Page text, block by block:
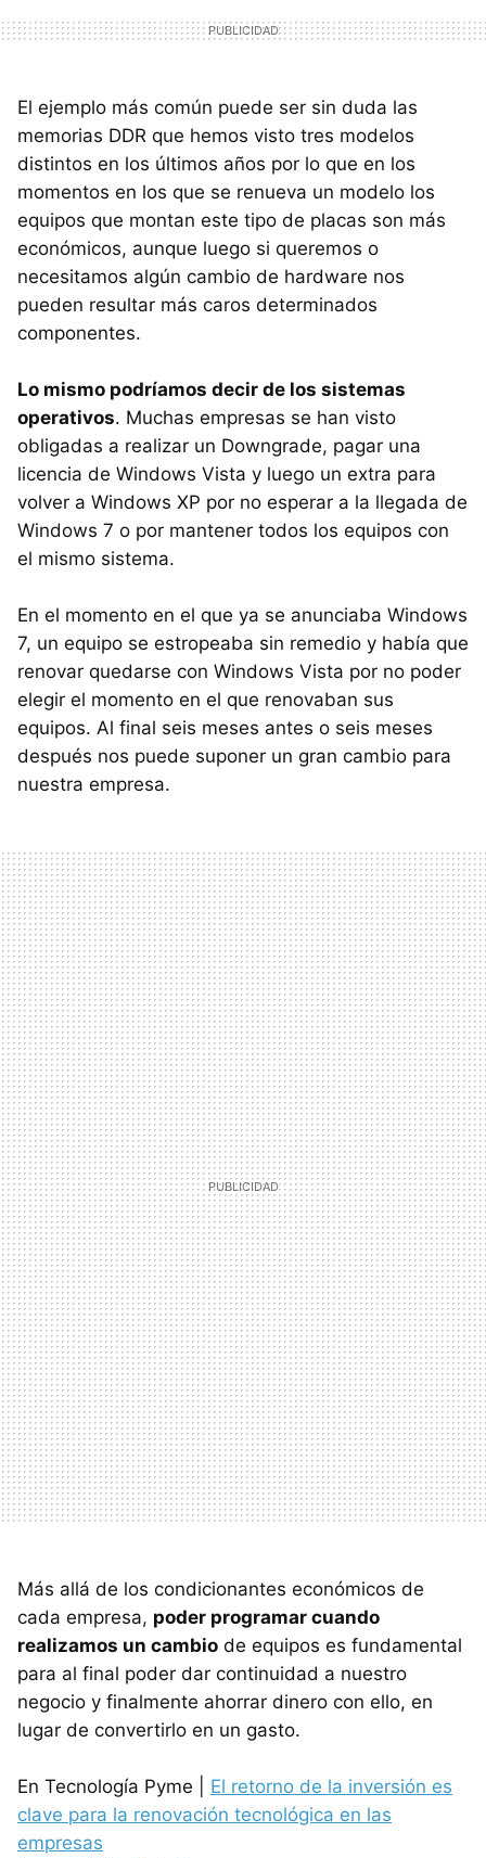
El ejemplo más común puede ser sin duda las
memorias DDR que hemos visto tres modelos
distintos en los últimos años por lo que en los
momentos en los que se renueva un modelo los
equipos que montan este tipo de placas son más
económicos, aunque luego si queremos o
necesitamos algún cambio de hardware nos
pueden resultar más caros determinados
componentes.
Lo mismo podríamos decir de los sistemas
operativos. Muchas empresas se han visto
obligadas a realizar un Downgrade, pagar una
licencia de Windows Vista y luego un extra para
volver a Windows XP por no esperar a la llegada de
Windows 7 o por mantener todos los equipos con
el mismo sistema.
En el momento en el que ya se anunciaba Windows
7, un equipo se estropeaba sin remedio y había que
renovar quedarse con Windows Vista por no poder
elegir el momento en el que renovaban sus
equipos. Al final seis meses antes o seis meses
después nos puede suponer un gran cambio para
nuestra empresa.
Más allá de los condicionantes económicos de
cada empresa, poder programar cuando
realizamos un cambio de equipos es fundamental
para al final poder dar continuidad a nuestro
negocio y finalmente ahorrar dinero con ello, en
lugar de convertirlo en un gasto.
En Tecnología Pyme | El retorno de la inversión es
clave para la renovación tecnológica en las
empresas